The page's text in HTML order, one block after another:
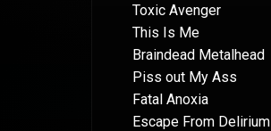
Toxic Avenger
This Is Me
Braindead Metalhead
Piss out My Ass
Fatal Anoxia
Escape From Delirium